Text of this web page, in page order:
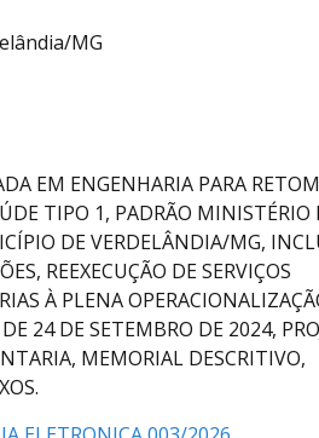
MG
EM ENGENHARIA PARA
TIPO 1, PADRÃO MINISTÉRIO
DE VERDELÂNDIA/MG,
REEXECUÇÃO DE SERVIÇOS
À PLENA
24 DE SETEMBRO DE 2024,
MEMORIAL DESCRITIVO,